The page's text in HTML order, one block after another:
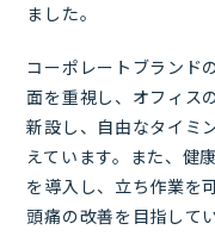
ました。
コーポレートブランド
面を重視し、オフィス
新設し、自由なタイミ
えています。また、健
を導入し、立ち作業を
頭痛の改善を目指して